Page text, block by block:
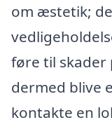
om æstetik;
føre til skader
dermed blive
kontakte en